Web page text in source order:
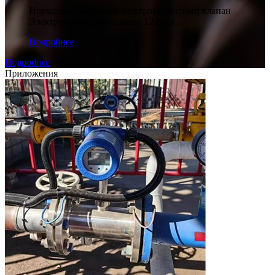
Нормально закрытый электромагнитный клапан
Подробнее
Подробнее
Приложения